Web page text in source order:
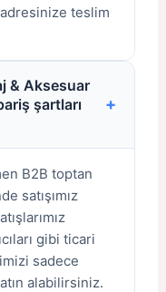
adresinize teslim
& Aksesuar
şartları
+
B2B toptan
satışımız
gibi ticari
sadece
alabilirsiniz.